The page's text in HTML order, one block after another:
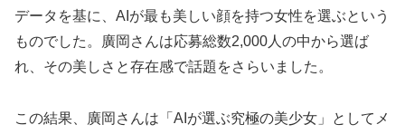
データを基に、AIが最も美しい顔を持つ女性を選ぶという
ものでした。廣岡さんは応募総数2,000人の中から選ば
れ、その美しさと存在感で話題をさらいました。
この結果、廣岡さんは「AIが選ぶ究極の美少女」としてメ